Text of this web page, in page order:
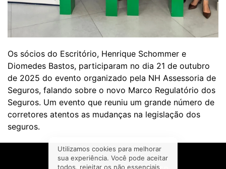
Os sócios do Escritório, Henrique Schommer e
Diomedes Bastos, participaram no dia 21 de outubro
de 2025 do evento organizado pela NH Assessoria de
Seguros, falando sobre o novo Marco Regulatório dos
Seguros. Um evento que reuniu um grande número de
corretores atentos as mudanças na legislação dos
seguros.
Utilizamos cookies para melhorar
sua experiência. Você pode aceitar
todos, rejeitar os não essenciais